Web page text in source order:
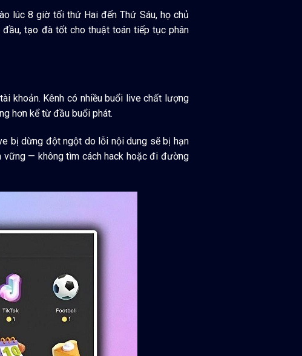
lúc 8 giờ tối thứ Hai đến Thứ Sáu, họ chủ
tạo đà tốt cho thuật toán tiếp tục phân
khoản. Kênh có nhiều buổi live chất lượng
hơn kể từ đầu buổi phát.
bị dừng đột ngột do lỗi nội dung sẽ bị hạn
— không tìm cách hack hoặc đi đường